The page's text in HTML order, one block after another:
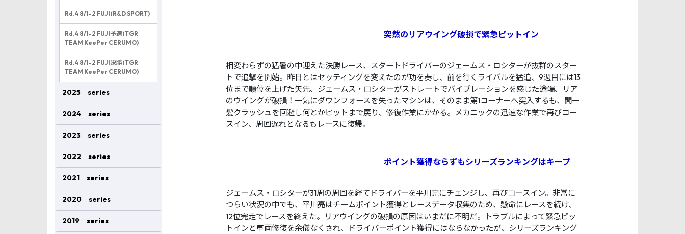
Rd.4 8/1-2 FUJI(R&D SPORT)
Rd.4 8/1-2 FUJI予選(TGR
TEAM KeePer CERUMO)
Rd.4 8/1-2 FUJI決勝(TGR
TEAM KeePer CERUMO)
2025 series
2024 series
2023 series
2022 series
2021 series
2020 series
2019 series
突然のリアウイング破損で緊急ピットイン
相変わらずの猛暑の中迎えた決勝レース、スタートドライバーのジェームス・ロシターが抜群のスター
トで追撃を開始。昨日とはセッティングを変えたのが功を奏し、前を行くライバルを猛追、9週目には13
位まで順位を上げた矢先、ジェームス・ロシターがストレートでバイブレーションを感じた途端、リア
のウイングが破損！一気にダウンフォースを失ったマシンは、そのまま第1コーナーへ突入するも、間一
髪クラッシュを回避し何とかピットまで戻り、修復作業にかかる。メカニックの迅速な作業で再びコー
スイン、周回遅れとなるもレースに復帰。
ポイント獲得ならずもシリーズランキングはキープ
ジェームス・ロシターが31周の周回を経てドライバーを平川亮にチェンジし、再びコースイン。非常に
つらい状況の中でも、平川亮はチームポイント獲得とレースデータ収集のため、懸命にレースを続け、
12位完走でレースを終えた。リアウイングの破損の原因はいまだに不明だ。トラブルによって緊急ピッ
トインと車両修復を余儀なくされ、ドライバーポイント獲得にはならなかったが、シリーズランキング